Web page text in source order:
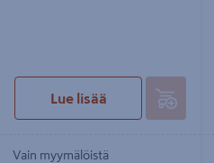
Lue lisää
Vain myymälöistä